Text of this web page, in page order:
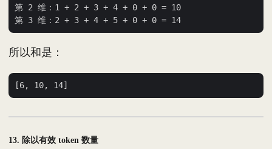
第 2 维：1 + 2 + 3 + 4 + 0 + 0 = 10
所以和是：
13. 除以有效 token 数量